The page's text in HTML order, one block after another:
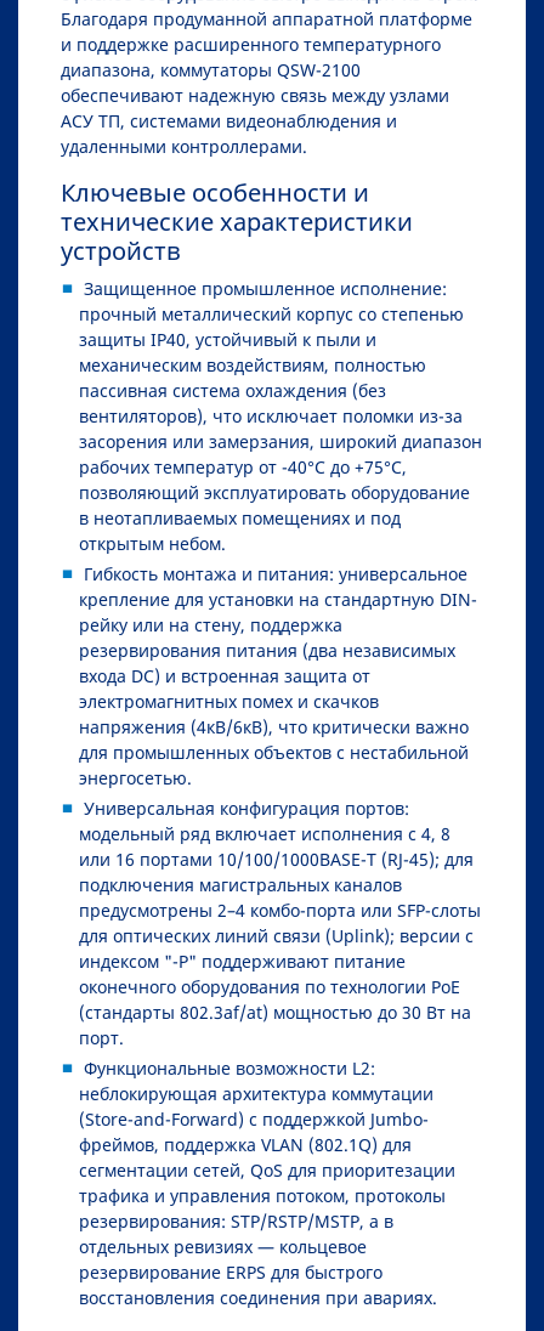
Благодаря продуманной аппаратной платформе
и поддержке расширенного температурного
диапазона, коммутаторы QSW-2100
обеспечивают надежную связь между узлами
АСУ ТП, системами видеонаблюдения и
удаленными контроллерами.
Ключевые особенности и
технические характеристики
устройств
Защищенное промышленное исполнение:
прочный металлический корпус со степенью
защиты IP40, устойчивый к пыли и
механическим воздействиям, полностью
пассивная система охлаждения (без
вентиляторов), что исключает поломки из-за
засорения или замерзания, широкий диапазон
рабочих температур от -40°C до +75°C,
позволяющий эксплуатировать оборудование
в неотапливаемых помещениях и под
открытым небом.
Гибкость монтажа и питания: универсальное
крепление для установки на стандартную DIN-
рейку или на стену, поддержка
резервирования питания (два независимых
входа DC) и встроенная защита от
электромагнитных помех и скачков
напряжения (4кВ/6кВ), что критически важно
для промышленных объектов с нестабильной
энергосетью.
Универсальная конфигурация портов:
модельный ряд включает исполнения с 4, 8
или 16 портами 10/100/1000BASE-T (RJ-45); для
подключения магистральных каналов
предусмотрены 2–4 комбо-порта или SFP-слоты
для оптических линий связи (Uplink); версии с
индексом "-P" поддерживают питание
оконечного оборудования по технологии PoE
(стандарты 802.3af/at) мощностью до 30 Вт на
порт.
Функциональные возможности L2:
неблокирующая архитектура коммутации
(Store-and-Forward) с поддержкой Jumbo-
фреймов, поддержка VLAN (802.1Q) для
сегментации сетей, QoS для приоритезации
трафика и управления потоком, протоколы
резервирования: STP/RSTP/MSTP, а в
отдельных ревизиях — кольцевое
резервирование ERPS для быстрого
восстановления соединения при авариях.